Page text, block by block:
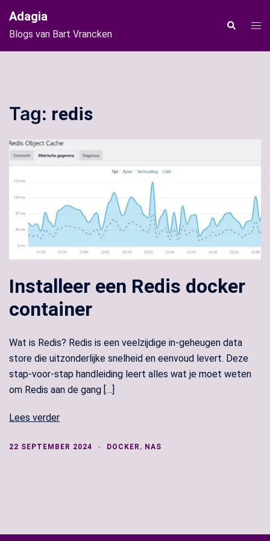
naar
de
inhoud
Adagia
Blogs van Bart Vrancken
Zoeken
Tag: redis
Installeer een Redis docker
container
Wat is Redis? Redis is een veelzijdige in-geheugen data
store die uitzonderlijke snelheid en eenvoud levert. Deze
stap-voor-stap handleiding leert alles wat je moet weten
om Redis aan de gang […]
Lees verder
22 SEPTEMBER 2024 DOCKER, NAS